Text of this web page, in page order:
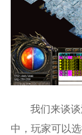
我们来谈
中，玩家可以